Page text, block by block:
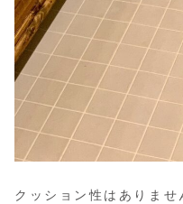
クッション性はありま